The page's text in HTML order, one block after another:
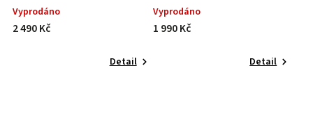
Vyprodáno
2 490 Kč
Detail
Vyprodáno
1 990 Kč
Detail